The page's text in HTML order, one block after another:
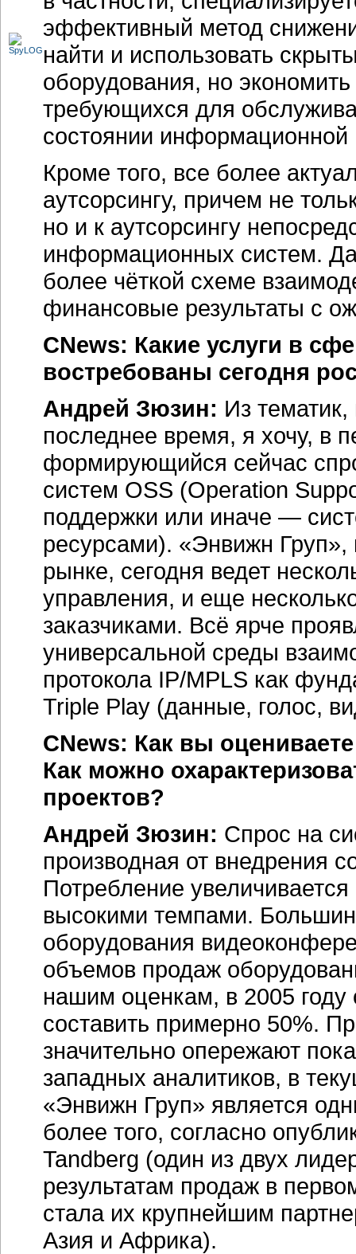
эффективный метод
найти и использовать
оборудования, но
требующихся для
состоянии информационной
Кроме того, все более
аутсорсингу, причем не
но и к аутсорсингу
информационных систем.
более чёткой схеме
финансовые результаты с
CNews: Какие услуги в
востребованы сегодня
Андрей Зюзин: Из
последнее время, я хочу, в
формирующийся сейчас
систем OSS (Operation
поддержки или иначе —
ресурсами). «Энвижн Груп»,
рынке, сегодня ведет
управления, и еще
заказчиками. Всё ярче
универсальной среды
протокола IP/MPLS как
Triple Play (данные, голос,
CNews: Как вы
Как можно
проектов?
Андрей Зюзин: Спрос на
производная от внедрения
Потребление
высокими темпами.
оборудования
объемов продаж
нашим оценкам, в 2005
составить примерно 50%.
значительно опережают
западных аналитиков, в
«Энвижн Груп» является
более того, согласно
Tandberg (один из двух
результатам продаж в
стала их крупнейшим
Азия и Африка).